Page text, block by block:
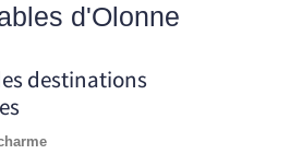
d'Olonne
destinations